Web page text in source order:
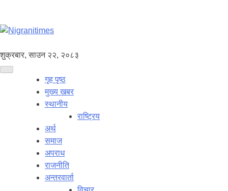
शुक्रबार, साउन २२, २०८३
गृह पृष्ठ
मुख्य खबर
स्थानीय
राष्ट्रिय
अर्थ
समाज
अपराध
राजनीति
अन्तरवार्ता